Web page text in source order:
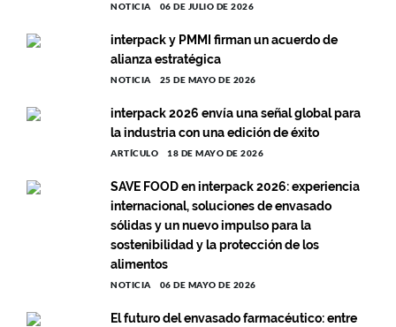
NOTICIA 06 DE JULIO DE 2026
interpack y PMMI firman un acuerdo de
alianza estratégica
NOTICIA 25 DE MAYO DE 2026
interpack 2026 envía una señal global para
la industria con una edición de éxito
ARTÍCULO 18 DE MAYO DE 2026
SAVE FOOD en interpack 2026: experiencia
internacional, soluciones de envasado
sólidas y un nuevo impulso para la
sostenibilidad y la protección de los
alimentos
NOTICIA 06 DE MAYO DE 2026
El futuro del envasado farmacéutico: entre